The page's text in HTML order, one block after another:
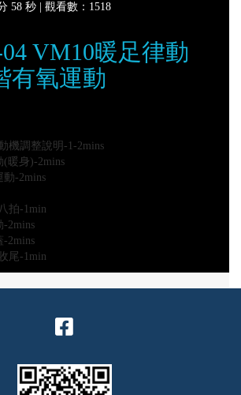
58 秒 | 觀看數：1518
VM10暖足律動
有氧運動
機調整說明-1-2mins
暖身)-2mins
動-2mins
拍-1min
2mins
2mins
尾-1min